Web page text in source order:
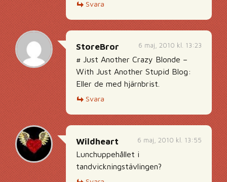
Svara
6 maj, 2010 kl. 13:23
StoreBror
# Just Another Crazy Blonde –
With Just Another Stupid Blog:
Eller de med hjärnbrist.
Svara
6 maj, 2010 kl. 13:55
Wildheart
Lunchuppehållet i
tandvickningstävlingen?